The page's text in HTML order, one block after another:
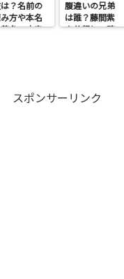
？名前の
方や本名
名の由来
腹違いの兄弟
は誰？藤間紫
や父親との確
スポンサーリンク